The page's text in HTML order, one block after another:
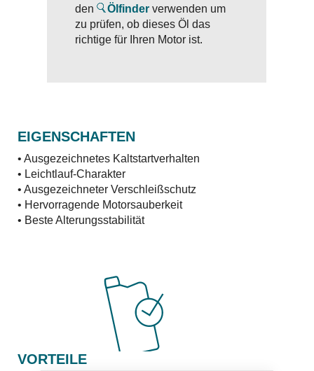
den
Ölfinder verwenden um
zu prüfen, ob dieses Öl das
richtige für Ihren Motor ist.
EIGENSCHAFTEN
• Ausgezeichnetes Kaltstartverhalten
• Leichtlauf-Charakter
• Ausgezeichneter Verschleißschutz
• Hervorragende Motorsauberkeit
• Beste Alterungsstabilität
VORTEILE